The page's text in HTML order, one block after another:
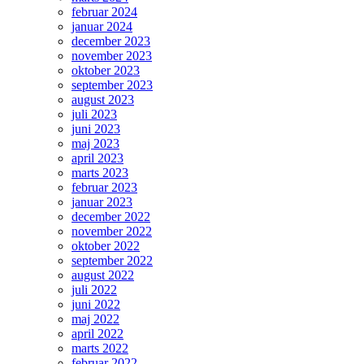
februar 2024
januar 2024
december 2023
november 2023
oktober 2023
september 2023
august 2023
juli 2023
juni 2023
maj 2023
april 2023
marts 2023
februar 2023
januar 2023
december 2022
november 2022
oktober 2022
september 2022
august 2022
juli 2022
juni 2022
maj 2022
april 2022
marts 2022